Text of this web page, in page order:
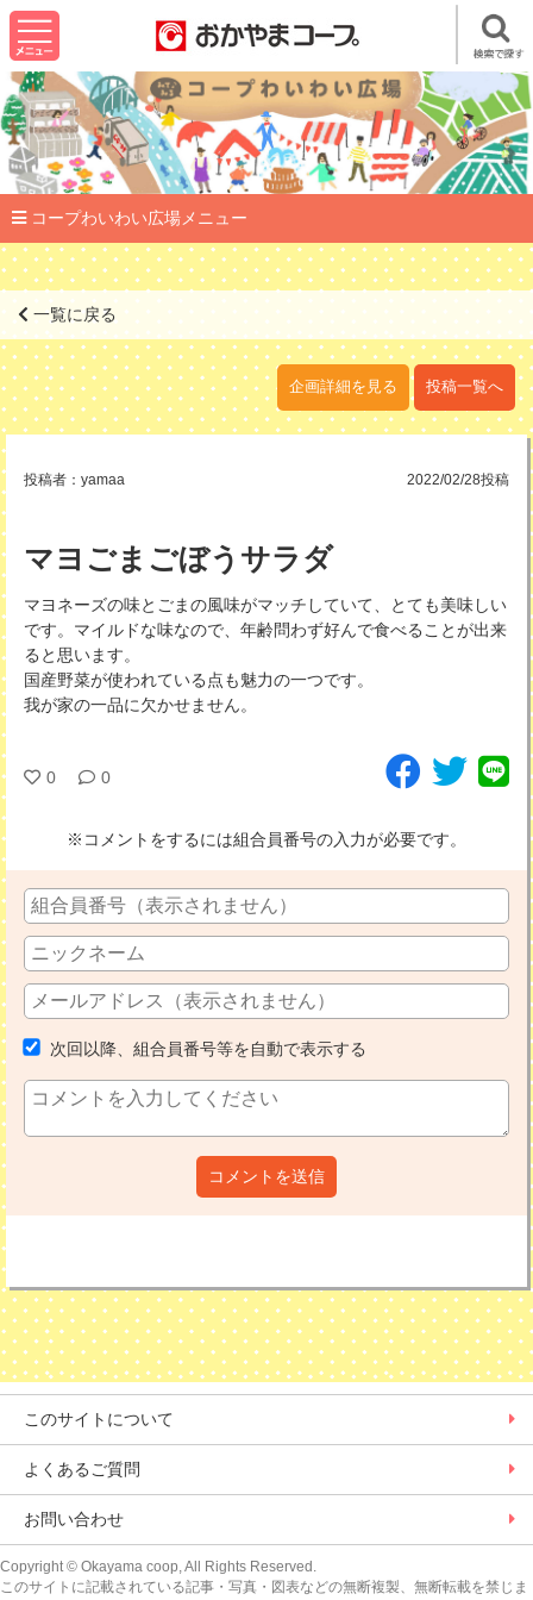
コープわいわい広場メニュー
一覧に戻る
企画詳細を見る 投稿一覧へ
投稿者： yamaa 2022/02/28投稿
マヨごまごぼうサラダ
マヨネーズの味とごまの風味がマッチしていて、とても美味しい
です。マイルドな味なので、年齢問わず好んで食べることが出来
ると思います。
国産野菜が使われている点も魅力の一つです。
我が家の一品に欠かせません。
0 0
※コメントをするには組合員番号の入力が必要です。
次回以降、組合員番号等を自動で表示する
コメントを送信
このサイトについて
よくあるご質問
お問い合わせ
Copyright© Okayama coop, All Rights Reserved.
このサイトに記載されている記事・写真・図表などの無断複製、無断転載を禁じま